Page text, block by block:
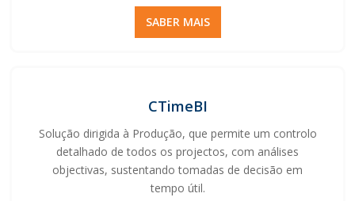
SABER MAIS
CTimeBI
Solução dirigida à Produção, que permite um controlo
detalhado de todos os projectos, com análises
objectivas, sustentando tomadas de decisão em
tempo útil.